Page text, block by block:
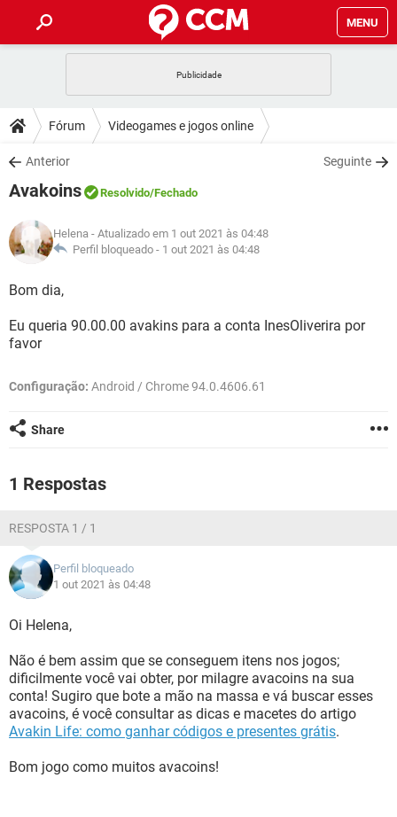
MENU
CELULAR FACEBOOK
OUTLOOK
INSTAGRAM
GUIA DE COMPRAS
DICAS
JOGOS WHATSAPP
INSTAGRAM GMAIL
DOWNLOADS
JOGOS
CELULAR
OUTLOOK EXCEL
INSTAGRAM
JOGOS WHATSAPP
OUTLOOK
INSTAGRAM GMAIL
GLOSSÁRIO
JOGOS
OUTLOOK
Fórum Videogames e jogos online
Anterior Seguinte
Avakoins Resolvido/Fechado
Helena - Atualizado em 1 out 2021 às 04:48
Perfil bloqueado - 1 out 2021 às 04:48
Bom dia,
Eu queria 90.00.00 avakins para a conta InesOliverira por
favor
Configuração: Android / Chrome 94.0.4606.61
Share
1 Respostas
RESPOSTA 1 / 1
Perfil bloqueado
1 out 2021 às 04:48
Oi Helena,
Não é bem assim que se conseguem itens nos jogos;
dificilmente você vai obter, por milagre avacoins na sua
conta! Sugiro que bote a mão na massa e vá buscar esses
avacoins, é você consultar as dicas e macetes do artigo
Avakin Life: como ganhar códigos e presentes grátis.
Bom jogo como muitos avacoins!